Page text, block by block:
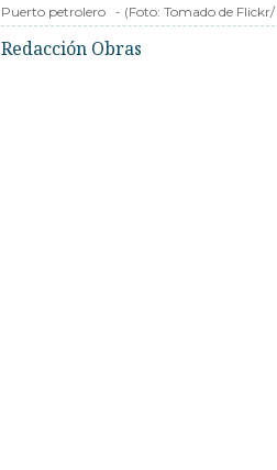
Puerto petrolero - (Foto: Tomado de
Redacción Obras